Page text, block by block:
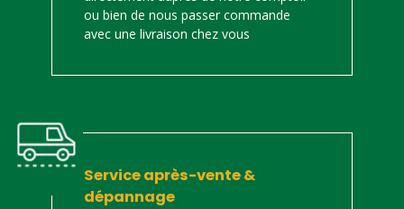
ou bien de nous passer commande
avec une livraison chez vous
Service après-vente &
dépannage